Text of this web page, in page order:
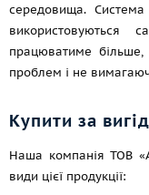
середовища.
працюватиме
проблем і не
Купити за
Наша компанія ТОВ
види цієї продукції: